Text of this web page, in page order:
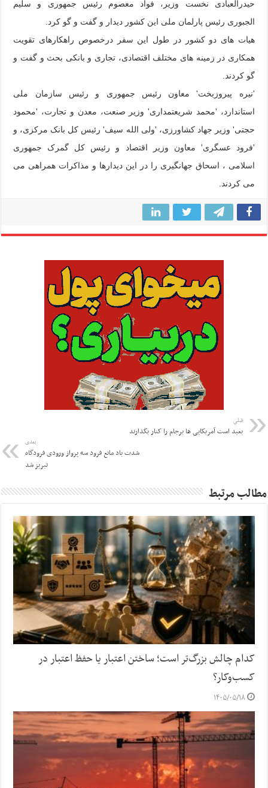
حیدرالعبادی نخست وزیر، فواد معصوم رئیس جمهوری و سلیم
الجبوری رئیس پارلمان ملی این کشور دیدار و گفت و گو کرد.
هیات های دو کشور در طول این سفر درخصوص راهکارهای تقویت
همکاری در زمینه های مختلف اقتصادی، تجاری و بانکی بحث و گفت و
گو کردند.
'نیره پیروزبخت' معاون رئیس جمهوری و رئیس سازمان ملی
استاندارد، 'محمد شریعتمداری' وزیر صنعت، معدن و تجارت، 'محمود
حجتی' وزیر جهاد کشاورزی، 'ولی الله سیف' رئیس کل بانک مرکزی، و
'فرود عسگری' معاون وزیر اقتصاد و رئیس کل گمرک جمهوری
اسلامی ، اسحاق جهانگیری را در این دیدارها و مذاکرات همراهی می
می کردند.
قبلی
بعید است آمریکایی ها برجام را کنار بگذارند
بعدی
شدت باد مانع فرود سه پرواز ورودی فرودگاه
تبریز شد
مطالب مرتبط
کدام چالش بزرگ‌تر است؛ ساختن اعتبار یا حفظ اعتبار در
کسب‌وکار؟
۱۴۰۵/۰۵/۱۸